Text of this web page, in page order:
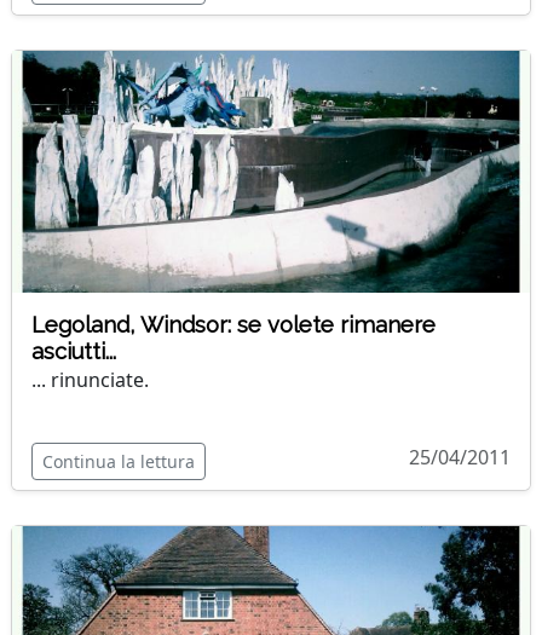
Legoland, Windsor: se volete rimanere
asciutti...
... rinunciate.
Continua la lettura 25/04/2011